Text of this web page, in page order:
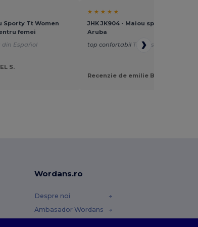
Sporty Tt Women
femei
din Español
S.
★ ★ ★ ★ ★
JHK JK904 - Maiou sport pentru
Aruba
top confortabil Tradus din Français
Recenzie de emilie B.
Wordans.ro
Despre noi
Ambasador Wordans